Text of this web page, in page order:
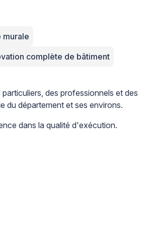
murale
complète de bâtiment
des professionnels et des
du département et ses environs.
dans la qualité d'exécution.